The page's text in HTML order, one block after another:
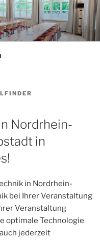
Nordrhein-
in
in Nordrhein-
bei Ihrer Veranstaltung
Veranstaltung
optimale Technologie
jederzeit